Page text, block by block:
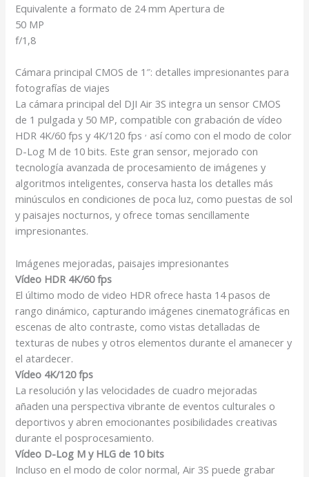
Equivalente a formato de 24 mm Apertura de
50 MP
f/1,8
Cámara principal CMOS de 1″: detalles impresionantes para
fotografías de viajes
La cámara principal del DJI Air 3S integra un sensor CMOS
de 1 pulgada y 50 MP, compatible con grabación de vídeo
HDR 4K/60 fps y 4K/120 fps, así como con el modo de color
D-Log M de 10 bits. Este gran sensor, mejorado con
tecnología avanzada de procesamiento de imágenes y
algoritmos inteligentes, conserva hasta los detalles más
minúsculos en condiciones de poca luz, como puestas de sol
y paisajes nocturnos, y ofrece tomas sencillamente
impresionantes.
Imágenes mejoradas, paisajes impresionantes
Vídeo HDR 4K/60 fps
El último modo de video HDR ofrece hasta 14 pasos de
rango dinámico, capturando imágenes cinematográficas en
escenas de alto contraste, como vistas detalladas de
texturas de nubes y otros elementos durante el amanecer y
el atardecer.
Vídeo 4K/120 fps
La resolución y las velocidades de cuadro mejoradas
añaden una perspectiva vibrante de eventos culturales o
deportivos y abren emocionantes posibilidades creativas
durante el posprocesamiento.
Vídeo D-Log M y HLG de 10 bits
Incluso en el modo de color normal, Air 3S puede grabar